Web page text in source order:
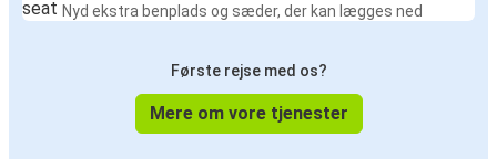
Nyd ekstra benplads og sæder, der kan lægges ned
Første rejse med os?
Mere om vore tjenester